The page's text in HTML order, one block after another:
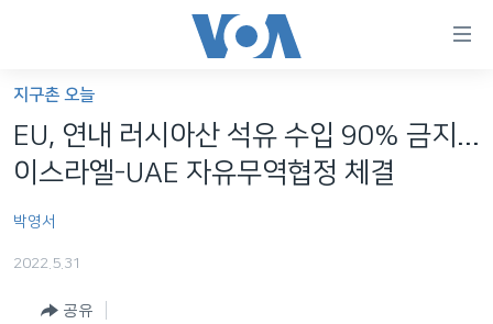
가
능
링
인
세계
라디오
프로그램
주파수 안내
지구촌 오늘
EU, 연내 러시아산 석유 수입 90% 금지...
이스라엘-UAE 자유무역협정 체결
박영서
2022.5.31
공유